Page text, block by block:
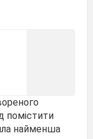
помістити
найменша